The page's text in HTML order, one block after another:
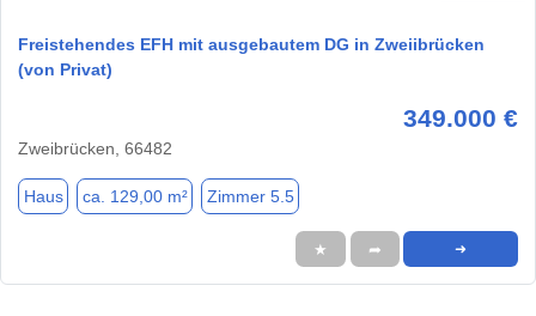
Freistehendes EFH mit ausgebautem DG in Zweiibrücken
(von Privat)
349.000 €
Zweibrücken, 66482
Haus ca. 129,00 m² Zimmer 5.5
★ ➦ ➜